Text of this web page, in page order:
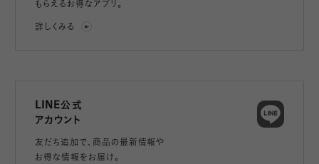
もらえるお得なアプリ。
詳しくみる
LINE公式
アカウント
友だち追加で、 商品の最新情報や
お得な情報をお届け。